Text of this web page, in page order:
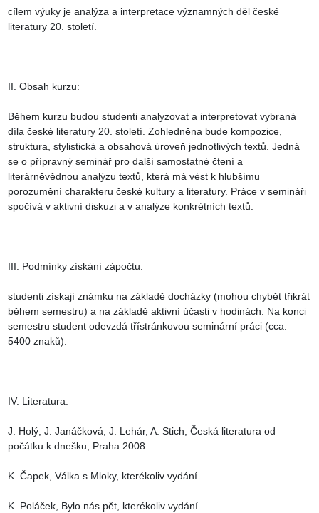
cílem výuky je analýza a interpretace významných děl české
literatury 20. století.
II. Obsah kurzu:
Během kurzu budou studenti analyzovat a interpretovat vybraná
díla české literatury 20. století. Zohledněna bude kompozice,
struktura, stylistická a obsahová úroveň jednotlivých textů. Jedná
se o přípravný seminář pro další samostatné čtení a
literárněvědnou analýzu textů, která má vést k hlubšímu
porozumění charakteru české kultury a literatury. Práce v semináři
spočívá v aktivní diskuzi a v analýze konkrétních textů.
III. Podmínky získání zápočtu:
studenti získají známku na základě docházky (mohou chybět třikrát
během semestru) a na základě aktivní účasti v hodinách. Na konci
semestru student odevzdá třístránkovou seminární práci (cca.
5400 znaků).
IV. Literatura:
J. Holý, J. Janáčková, J. Lehár, A. Stich, Česká literatura od
počátku k dnešku, Praha 2008.
K. Čapek, Válka s Mloky, kterékoliv vydání.
K. Poláček, Bylo nás pět, kterékoliv vydání.